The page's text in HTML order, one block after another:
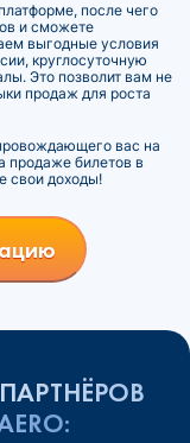
после чего
и сможете
выгодные условия
круглосуточную
Это позволит вам не
продаж для роста
вас на
продаже билетов в
свои доходы!